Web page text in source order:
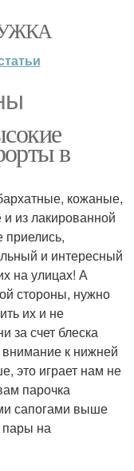
в
кожаные,
из лакированной
приелись,
и интересный
на улицах! А
стороны, нужно
их и не
за счет блеска
к нижней
это играет нам не
парочка
сапогами выше
пары на